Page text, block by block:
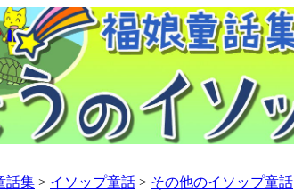
話集 > イソップ童話 > その他のイソップ童話